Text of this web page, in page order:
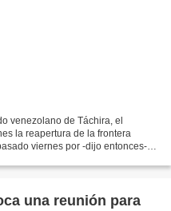
venezolano de Táchira, el
la reapertura de la frontera
viernes por -dijo entonces-
una reunión para